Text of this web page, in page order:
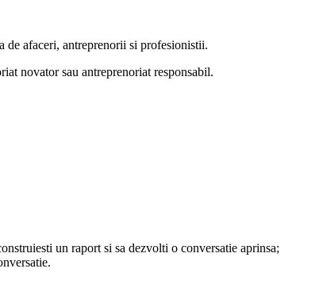
de afaceri, antreprenorii si profesionistii.
novator sau antreprenoriat responsabil.
un raport si sa dezvolti o conversatie aprinsa;